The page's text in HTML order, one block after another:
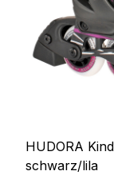
HUDORA
schwarz/lila